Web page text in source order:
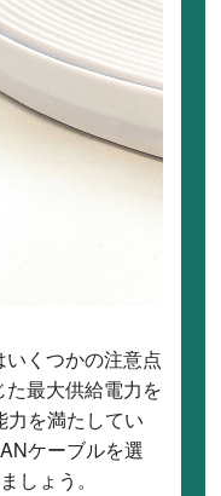
くつかの注意点
最大供給電力を
力を満たしてい
ケーブルを選
しょう。